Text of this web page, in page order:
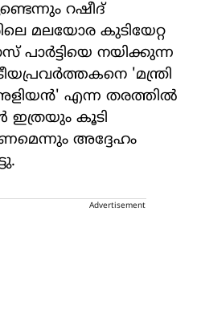
റഷീദ്
മലയോര കുടിയേറ്റ
നയിക്കുന്ന
'മന്ത്രി
എന്ന തരത്തില്‍
കൂടി
അദ്ദേഹം
Advertisement